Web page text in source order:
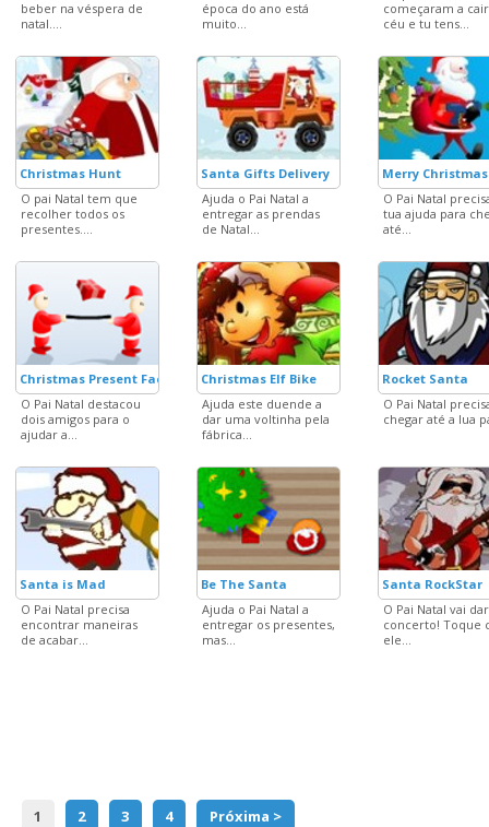
beber na véspera de
natal....
época do ano está
muito...
começaram a
céu e tu tens...
Christmas Hunt
O pai Natal tem que
recolher todos os
presentes....
Santa Gifts Delivery
Ajuda o Pai Natal a
entregar as prendas
de Natal...
Merry Christmas
O Pai Natal
tua ajuda para
até...
Christmas Present Factory
O Pai Natal destacou
dois amigos para o
ajudar a...
Christmas Elf Bike
Ajuda este duende a
dar uma voltinha pela
fábrica...
Rocket Santa
O Pai Natal
chegar até a lua
Santa is Mad
O Pai Natal precisa
encontrar maneiras
de acabar...
Be The Santa
Ajuda o Pai Natal a
entregar os presentes,
mas...
Santa RockStar
O Pai Natal vai
concerto! Toque
ele...
1 2 3 4 Próxima >